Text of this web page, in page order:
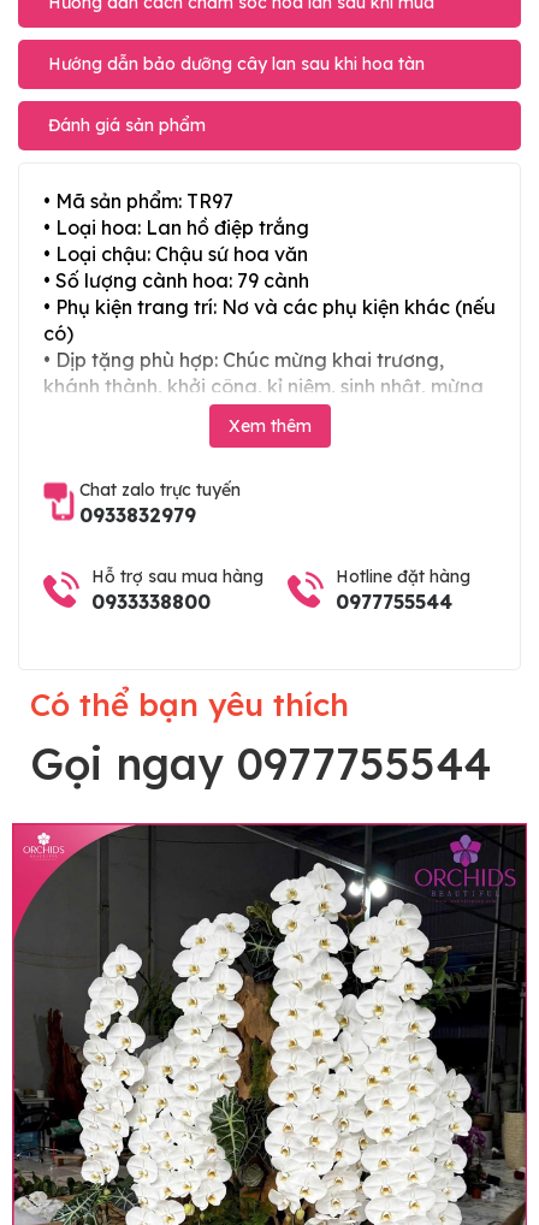
Hướng dẫn bảo dưỡng cây lan sau khi hoa tàn
Đánh giá sản phẩm
• Mã sản phẩm: TR97
• Loại hoa: Lan hồ điệp trắng
• Loại chậu: Chậu sứ hoa văn
• Số lượng cành hoa: 79 cành
• Phụ kiện trang trí: Nơ và các phụ kiện khác (nếu
có)
• Dịp tặng phù hợp: Chúc mừng khai trương,
khánh thành, khởi công, kỉ niệm, sinh nhật, mừng
thọ, mừng cưới, tân gia và các ngày lễ tết trong
Lưu ý trước khi đặt hàng
• Về cây hoa: Một chậu hoa lan hồ điệp đẹp và
hoàn chỉnh sẽ được phối ghép từ nhiều cây hoa
và tạo dáng hoàn toàn thủ công nên có thể sẽ
khác nhau đôi chút giữa sản phẩm thực tế và
Xem thêm
Chat zalo trực tuyến
0933832979
Hỗ trợ sau mua hàng
0933338800
Hotline đặt hàng
0977755544
Có thể bạn yêu thích
Gọi ngay 0977755544